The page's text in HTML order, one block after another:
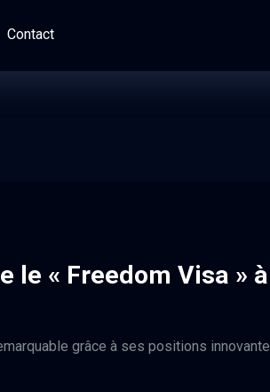
Contact
le « Freedom Visa » à
grâce à ses positions